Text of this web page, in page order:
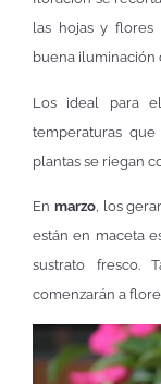
las hojas y flores
buena iluminación
Los ideal para
temperaturas
plantas se riegan
En marzo, los
están en maceta
sustrato fresco.
comenzarán a